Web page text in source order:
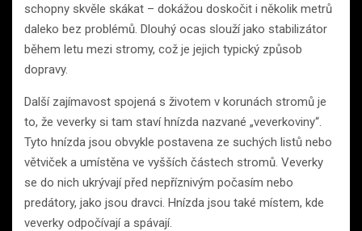
schopny skvěle skákat – dokážou doskočit i několik metrů
daleko bez problémů. Dlouhý ocas slouží jako stabilizátor
během letu mezi stromy, což je jejich typický způsob
dopravy.
Další zajímavost spojená s životem v korunách stromů je
to, že veverky si tam staví hnízda nazvané „veverkoviny“.
Tyto hnízda jsou obvykle postavena ze suchých listů nebo
větviček a umístěna ve vyšších částech stromů. Veverky
se do nich ukrývají před nepříznivým počasím nebo
predátory, jako jsou dravci. Hnízda jsou také místem, kde
veverky odpočívají a spávají.